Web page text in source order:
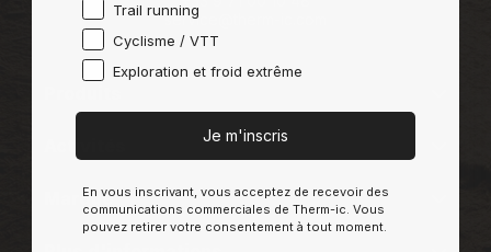
service@therm-ic.com
Marque
Trail running
Cyclisme / VTT
Exploration et froid extrême
Je m'inscris
En vous inscrivant, vous acceptez de recevoir des
communications commerciales de Therm-ic. Vous
pouvez retirer votre consentement à tout moment.